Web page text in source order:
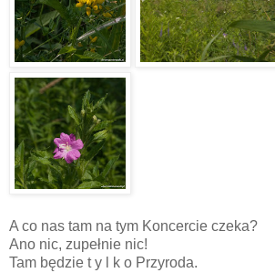
A co nas tam na tym Koncercie czeka?
Ano nic, zupełnie nic!
Tam będzie t y l k o Przyroda.